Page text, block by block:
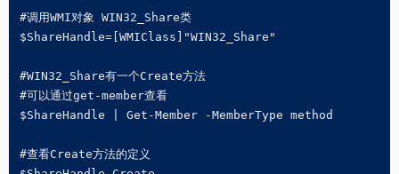
#调用WMI对象 WIN32_Share类
$ShareHandle=[WMIClass]"WIN32_Share"
#WIN32_Share有一个Create方法
#可以通过get-member查看
$ShareHandle | Get-Member -MemberType method
#查看Create方法的定义